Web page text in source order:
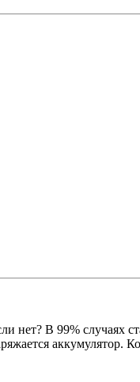
В 99% случаях
аккумулятор.